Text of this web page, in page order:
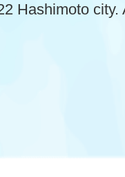
Hashimoto